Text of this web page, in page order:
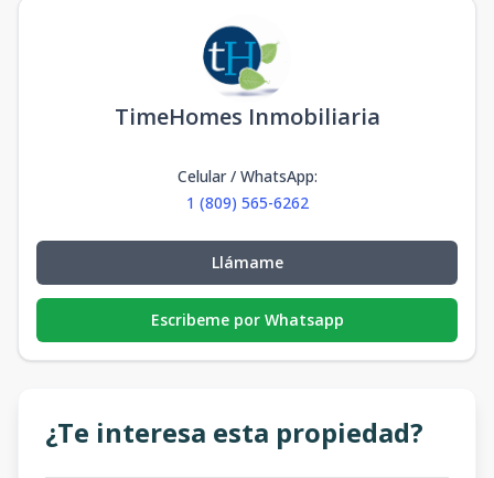
TimeHomes Inmobiliaria
Celular / WhatsApp:
1 (809) 565-6262
Llámame
Escribeme por Whatsapp
¿Te interesa esta propiedad?